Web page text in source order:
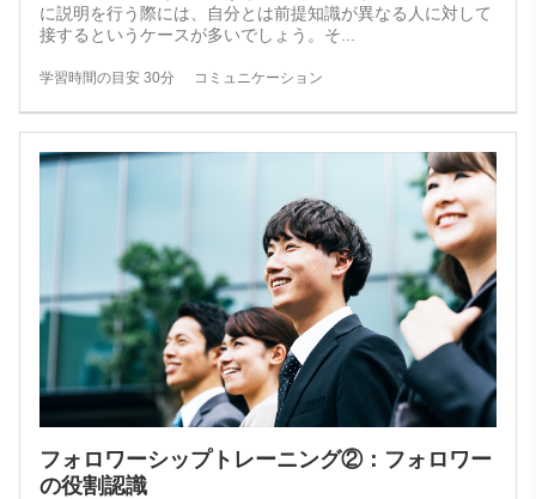
に説明を行う際には、自分とは前提知識が異なる人に対して
接するというケースが多いでしょう。そ...
学習時間の目安 30分 コミュニケーション
フォロワーシップトレーニング②：フォロワー
の役割認識